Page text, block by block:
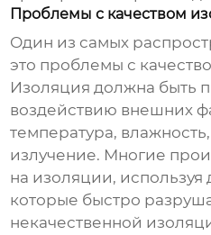
Проблемы с качеством
Один из самых
это проблемы с
Изоляция должна быть
воздействию внешних
температура,
излучение. Многие
на изоляции,
которые быстро
некачественной